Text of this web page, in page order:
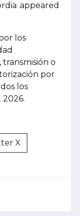
appeared
los
o
por
los
X